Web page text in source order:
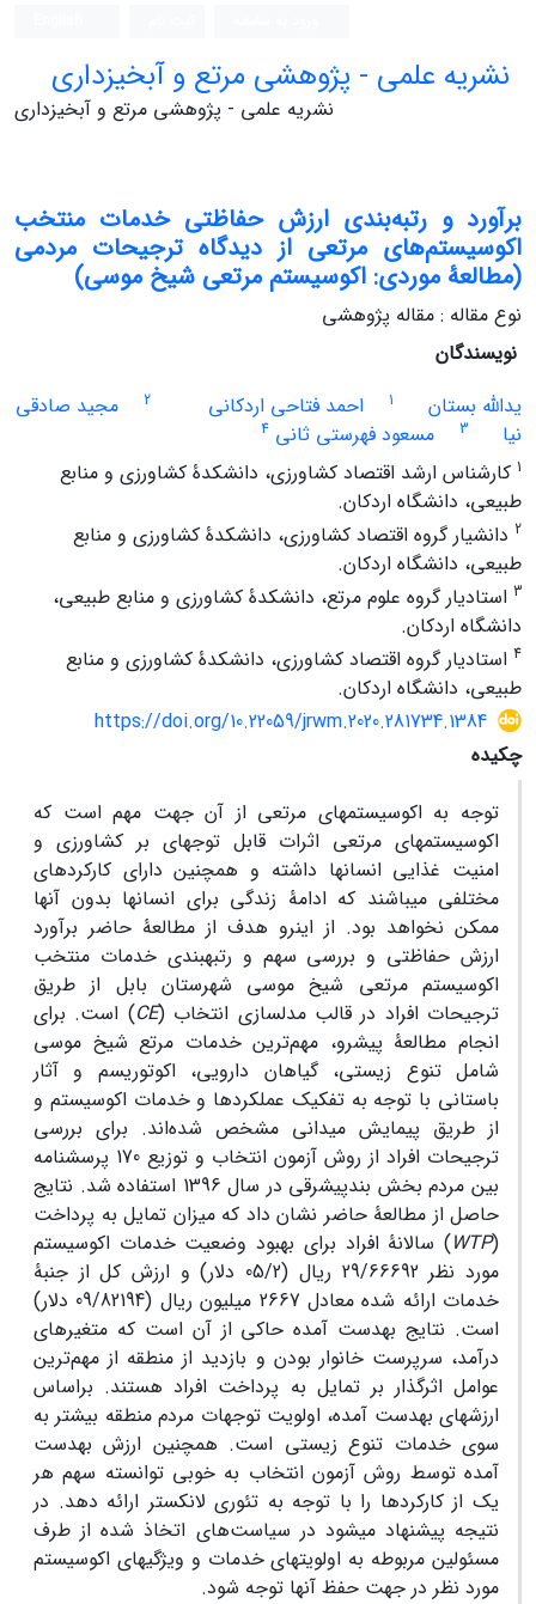
نشریه علمی - پژوهشی مرتع و آبخیزداری
نشریه علمی - پژوهشی مرتع و آبخیزداری
برآورد و رتبه‌بندی ارزش حفاظتی خدمات منتخب
اکوسیستم‌های مرتعی از دیدگاه ترجیحات مردمی
(مطالعۀ موردی: اکوسیستم مرتعی شیخ موسی)
نوع مقاله : مقاله پژوهشی
نویسندگان
یدالله بستان
1 احمد فتاحی اردکانی 2
مجید صادقی
نیا
3 مسعود فهرستی ثانی 4
1 کارشناس ارشد اقتصاد کشاورزی، دانشکدۀ کشاورزی و منابع
طبیعی، دانشگاه اردکان.
2 دانشیار گروه اقتصاد کشاورزی، دانشکدۀ کشاورزی و منابع
طبیعی، دانشگاه اردکان.
3 استادیار گروه علوم مرتع، دانشکدۀ کشاورزی و منابع طبیعی،
دانشگاه اردکان.
4 استادیار گروه اقتصاد کشاورزی، دانشکدۀ کشاورزی و منابع
طبیعی، دانشگاه اردکان.
https://doi.org/10.22059/jrwm.2020.281734.1384
چکیده
توجه به اکوسیستم­های مرتعی از آن جهت مهم است که
اکوسیستم­های مرتعی اثرات قابل توجه­ای بر کشاورزی و
امنیت غذایی انسان­ها داشته و همچنین دارای کارکردهای
مختلفی می­باشند که ادامۀ زندگی برای انسان­ها بدون آن­ها
ممکن نخواهد بود. از این­رو هدف از مطالعۀ حاضر برآورد
ارزش حفاظتی و بررسی سهم و رتبه­بندی خدمات منتخب
اکوسیستم مرتعی شیخ موسی شهرستان بابل از طریق
ترجیحات افراد در قالب مدل­سازی انتخاب (CE) است. برای
انجام مطالعۀ پیش­رو، مهم‌ترین خدمات مرتع شیخ موسی
شامل تنوع زیستی، گیاهان دارویی، اکوتوریسم و آثار
باستانی با توجه به تفکیک عملکردها و خدمات اکوسیستم و
از طریق پیمایش میدانی مشخص شده‌اند. برای بررسی
ترجیحات افراد از روش‌ آزمون انتخاب و توزیع 170 پرسشنامه
بین مردم بخش بندپی­شرقی در سال 1396 استفاده شد. نتایج
حاصل از مطالعۀ حاضر نشان داد که میزان تمایل به پرداخت
(
WTP) سالانۀ افراد برای بهبود وضعیت خدمات اکوسیستم
مورد نظر 29/66692 ریال (05/2 دلار) و ارزش کل از جنبۀ
خدمات ارائه شده معادل 2667 میلیون ریال (09/82194 دلار)
است. نتایج به­دست آمده حاکی از آن است که متغیرهای
درآمد، سرپرست خانوار بودن و بازدید از منطقه از مهم‌ترین
عوامل اثرگذار بر تمایل به پرداخت افراد هستند. براساس
ارزش­های به­دست آمده، اولویت توجهات مردم منطقه بیشتر به
سوی خدمات تنوع زیستی است. همچنین ارزش به­دست
آمده توسط روش آزمون انتخاب به خوبی توانسته سهم هر
یک از کارکردها را با توجه به تئوری لانکستر ارائه دهد. در
نتیجه پیشنهاد می­شود در سیاست‌های اتخاذ شده از طرف
مسئولین مربوطه به اولویت­های خدمات و ویژگی­های اکوسیستم
مورد نظر در جهت حفظ آن­ها توجه شود.